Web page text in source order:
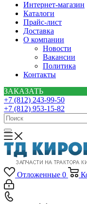
Интернет-магазин
Каталоги
Прайс-лист
Доставка
О компании
Новости
Вакансии
Политика
Контакты
ЗАКАЗАТЬ
+7 (812) 243-99-50
+7 (812) 953-15-82
Отложенные 0